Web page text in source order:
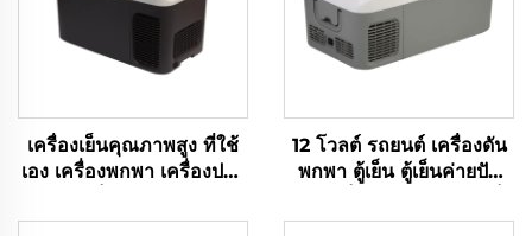
เครื่องเย็นคุณภาพสูง ที่ใช้
เอง เครื่องพกพา เครื่องปรับ
เครื่องเย็นรถ ติดเย็น 12v
12 โวลต์ รถยนต์ เครื่องดัน
พกพา ตู้เย็น ตู้เย็นค่ายปัก